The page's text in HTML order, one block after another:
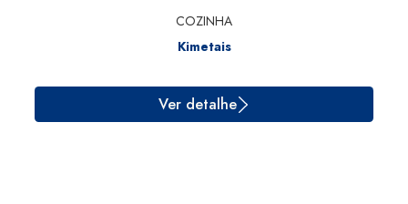
COZINHA
Kimetais